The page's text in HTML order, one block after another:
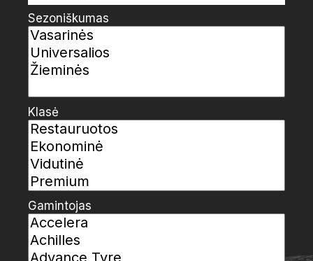
Sezoniškumas
Klasė
Gamintojas